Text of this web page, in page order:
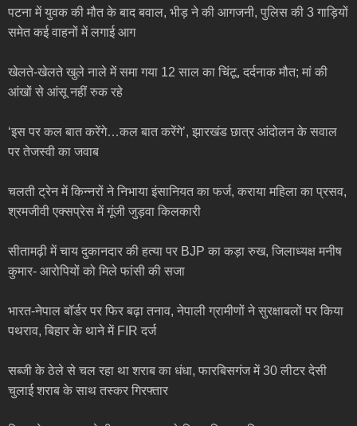
पटना में युवक की मौत के बाद बवाल, भीड़ ने की आगजनी, पुलिस की 3 गाड़ियों
समेत कई वाहनों में लगाई आग
खेलते-खेलते खुले नाले में समा गया 12 साल का चिंटू, दर्दनाक मौत; मां की
आंखों से आंसू नहीं रुक रहे
‘इस पर कल बात करेंगे…कल बात करेंगे’, झारखंड छात्र आंदोलन के सवाल
पर तेजस्वी का जवाब
चलती ट्रेन में किन्नरों ने निभाया इंसानियत का फर्ज, कराया महिला का प्रसव,
श्रमजीवी एक्सप्रेस में गूंजी जुड़वा किलकारी
सीतामढ़ी में चाय दुकानदार की हत्या पर BJP का कड़ा रुख, जिलाध्यक्ष मनीष
कुमार- आरोपियों को मिले फांसी की सजा
भारत-नेपाल बॉर्डर पर फिर बढ़ा तनाव, नेपाली ग्रामीणों ने सुरक्षाबलों पर किया
पथराव, बिहार के थाने में FIR दर्ज
सब्जी के ठेले से चल रहा था शराब का धंधा, फारबिसगंज में 30 लीटर देसी
चुलाई शराब के साथ तस्कर गिरफ्तार